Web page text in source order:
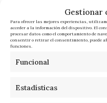
Gestionar
Para ofrecer las mejores experiencias,
acceder a la información del dispositivo. El
procesar datos como el comportamiento de
consentir o retirar el consentimiento, puede
funciones.
Funcional
Estadísticas
Aprender a identificar el
física resulta clave para
por aburrimiento,